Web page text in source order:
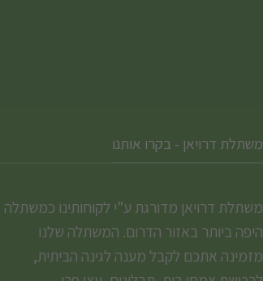
משתלת דרויאן - בקרו אותנו
משתלת דרויאן מדורגת ע”י לקוחותינו כמשתלה
היפה ביותר באזור הדרום. המשתלה שלנו
מזמינה אתכם לקבל מענה לגינה הביתית,